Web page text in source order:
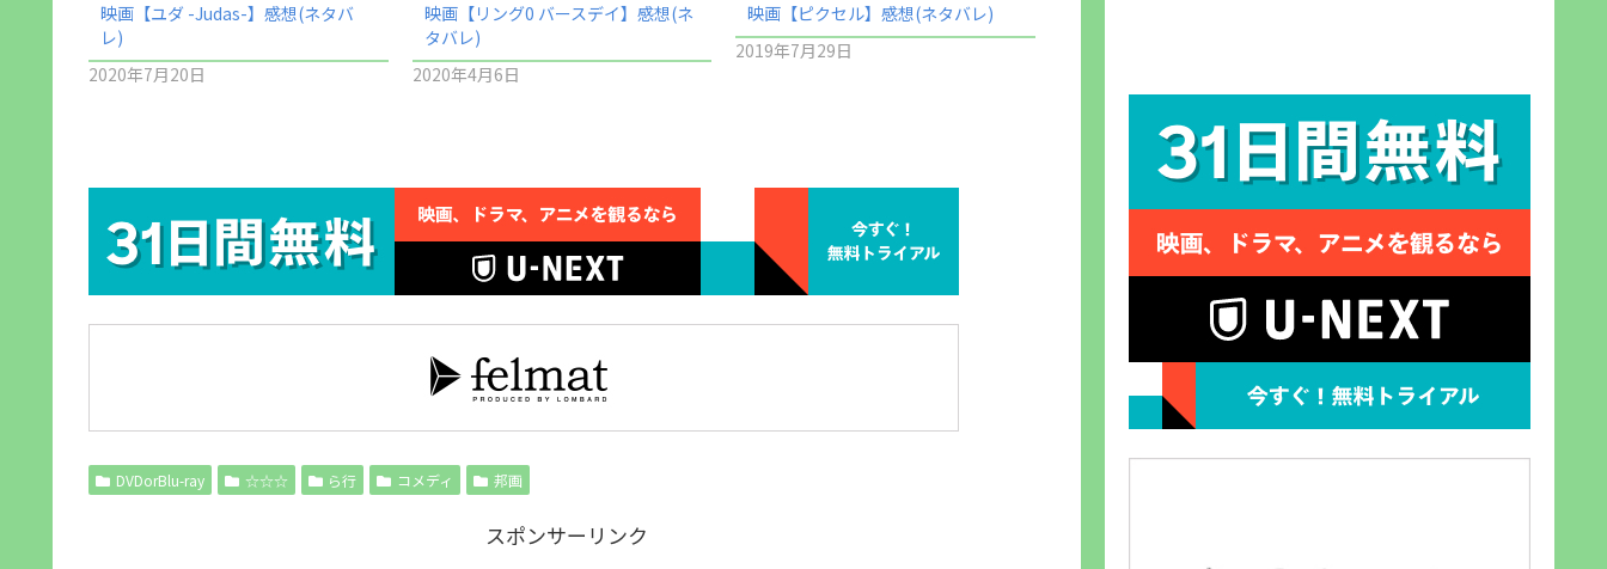
映画【ユダ -Judas-】感想(ネタバ
レ)
2020年7月20日
映画【リング0 バースデイ】感想(ネ
タバレ)
2020年4月6日
映画【ピクセル】感想(ネタバレ)
2019年7月29日
DVDorBlu-ray ☆☆☆ ら行 コメディ 邦画
スポンサーリンク